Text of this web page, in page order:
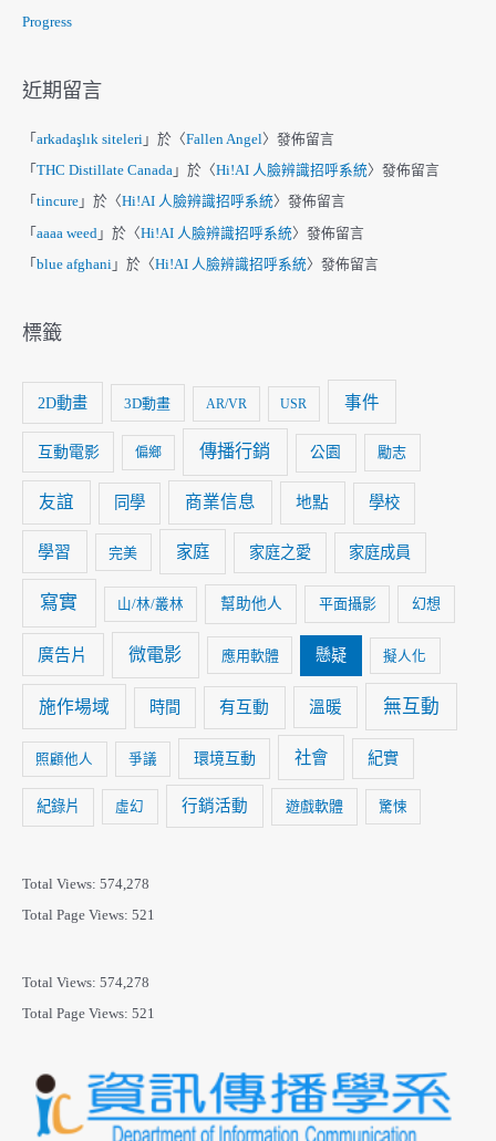
Progress
近期留言
「 arkadaşlık siteleri 」於〈Fallen Angel〉發佈留言
「 THC Distillate Canada 」於〈Hi!AI 人臉辨識招呼系統〉發佈留言
「 tincure 」於〈Hi!AI 人臉辨識招呼系統〉發佈留言
「 aaaa weed 」於〈Hi!AI 人臉辨識招呼系統〉發佈留言
「 blue afghani 」於〈Hi!AI 人臉辨識招呼系統〉發佈留言
標籤
2D動畫 3D動畫 AR/VR USR 事件
互動電影 偏鄉 傳播行銷 公園 勵志
友誼 同學 商業信息 地點 學校
學習 完美 家庭 家庭之愛 家庭成員
寫實 山/林/叢林 幫助他人 平面攝影 幻想
廣告片 微電影 應用軟體 懸疑 擬人化
施作場域 時間 有互動 溫暖 無互動
照顧他人 爭議 環境互動 社會 紀實
紀錄片 虛幻 行銷活動 遊戲軟體 驚悚
Total Views: 574,278
Total Page Views: 521
Total Views: 574,278
Total Page Views: 521